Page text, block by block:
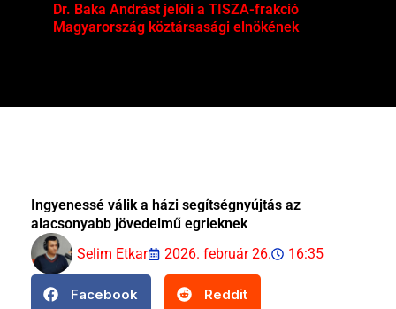
Dr. Baka Andrást jelöli a TISZA-frakció
Magyarország köztársasági elnökének
Ingyenessé válik a házi segítségnyújtás az
alacsonyabb jövedelmű egrieknek
Selim Etkar
2026. február 26. 16:35
Facebook Reddit